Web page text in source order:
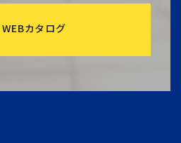
WEBカタログ